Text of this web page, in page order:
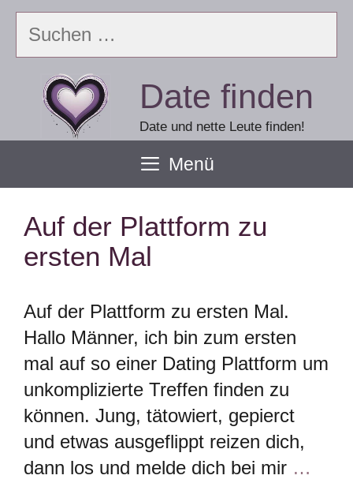
Zum
Inhalt
springen
Suchen
Date finden
Date und nette Leute finden!
Menü
Auf der Plattform zu
ersten Mal
Auf der Plattform zu ersten Mal.
Hallo Männer, ich bin zum ersten
mal auf so einer Dating Plattform um
unkomplizierte Treffen finden zu
können. Jung, tätowiert, gepierct
und etwas ausgeflippt reizen dich,
dann los und melde dich bei mir …